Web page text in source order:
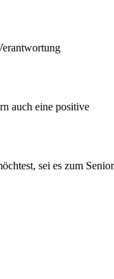
auch eine positive
sei es zum Senior